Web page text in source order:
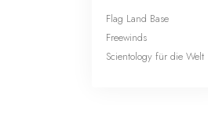
Flag Land Base
Freewinds
Scientology für die Welt